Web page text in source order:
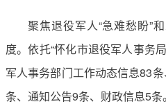
聚焦退役军人“急难愁盼”
度。依托“怀化市退役军人事务
军人事务部门工作动态信息83
条、通知公告9条、财政信息5条。